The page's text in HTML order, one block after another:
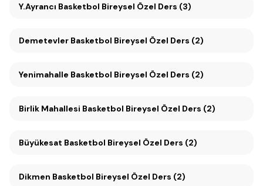
Y.Ayrancı Basketbol Bireysel Özel Ders (3)
Demetevler Basketbol Bireysel Özel Ders (2)
Yenimahalle Basketbol Bireysel Özel Ders (2)
Birlik Mahallesi Basketbol Bireysel Özel Ders (2)
Büyükesat Basketbol Bireysel Özel Ders (2)
Dikmen Basketbol Bireysel Özel Ders (2)